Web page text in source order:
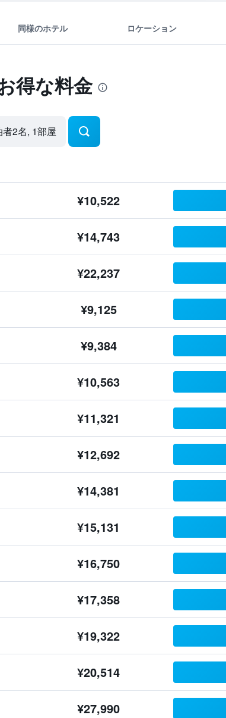
同様のホテル ロケーション
得な料金
者2名, 1​部屋
¥10,522
¥14,743
¥22,237
¥9,125
¥9,384
¥10,563
¥11,321
¥12,692
¥14,381
¥15,131
¥16,750
¥17,358
¥19,322
¥20,514
¥27,990